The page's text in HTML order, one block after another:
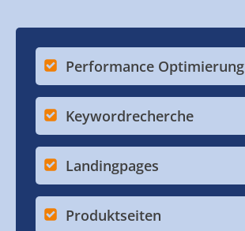
Performance Optimierung
Keywordrecherche
Landingpages
Produktseiten